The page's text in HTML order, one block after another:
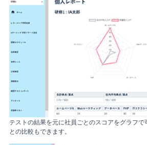
テストの結果を元に社員ごとのスコアをグラフ
との比較もできます。